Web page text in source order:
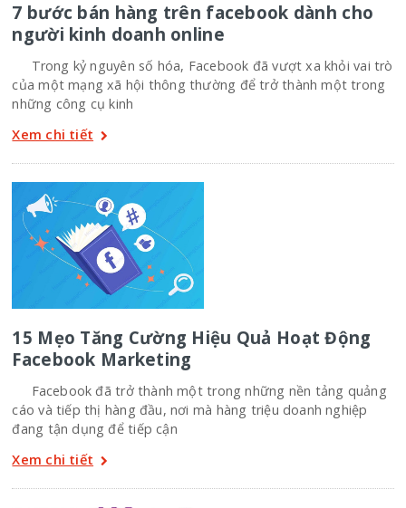
7 bước bán hàng trên facebook dành cho
người kinh doanh online
Trong kỷ nguyên số hóa, Facebook đã vượt xa khỏi vai trò
của một mạng xã hội thông thường để trở thành một trong
những công cụ kinh
Xem chi tiết
15 Mẹo Tăng Cường Hiệu Quả Hoạt Động
Facebook Marketing
Facebook đã trở thành một trong những nền tảng quảng
cáo và tiếp thị hàng đầu, nơi mà hàng triệu doanh nghiệp
đang tận dụng để tiếp cận
Xem chi tiết